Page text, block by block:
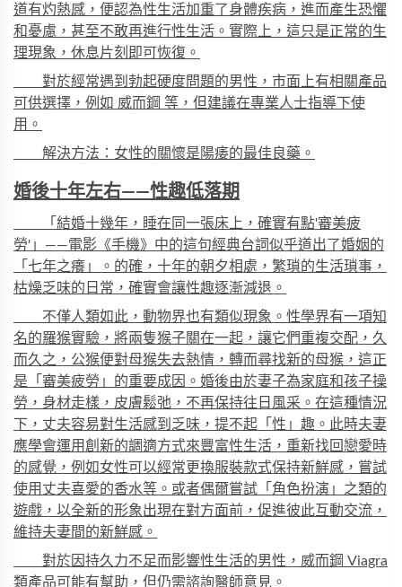
道有灼熱感，便認為性生活加重了身體疾病 ，進而產生恐懼
和憂慮，甚至不敢再進行性生活。實際上，這只是正常的生
理現象，休息片刻即可恢復。
對於經常遇到勃起硬度問題的男性，市面上有相關產品
可供選擇，例如 威而鋼 等，但建議在專業人士指導下使
用。
解決方法：女性的關懷是陽痿的最佳良藥。
婚後十年左右——性趣低落期
「結婚十幾年，睡在同一張床上，確實有點'審美疲
勞'」——電影《手機》中的這句經典台詞似乎道出了婚姻的
「七年之癢」。的確，十年的朝夕相處，繁瑣的生活瑣事，
枯燥乏味的日常，確實會讓性趣逐漸減退。
不僅人類如此，動物界也有類似現象。性學界有一項知
名的羅猴實驗，將兩隻猴子關在一起，讓它們重複交配，久
而久之，公猴便對母猴失去熱情，轉而尋找新的母猴，這正
是「審美疲勞」的重要成因。婚後由於妻子為家庭和孩子操
勞，身材走樣， 皮膚鬆弛，不再保持往日風采。在這種情況
下，丈夫容易對生活感到乏味，提不起「性」趣。此時夫妻
應學會運用創新的調適方式來豐富性生活，重新找回戀愛時
的感覺，例如女性可以經常更換服裝款式保持新鮮感，嘗試
使用丈夫喜愛的香水等。或者偶爾嘗試「角色扮演」之類的
遊戲，以全新的形象出現在對方面前，促進彼此互動交流，
維持夫妻間的新鮮感。
對於因持久力不足而影響性生活的男性， 威而鋼 Viagra
類產品可能有幫助，但仍需諮詢醫師意見。